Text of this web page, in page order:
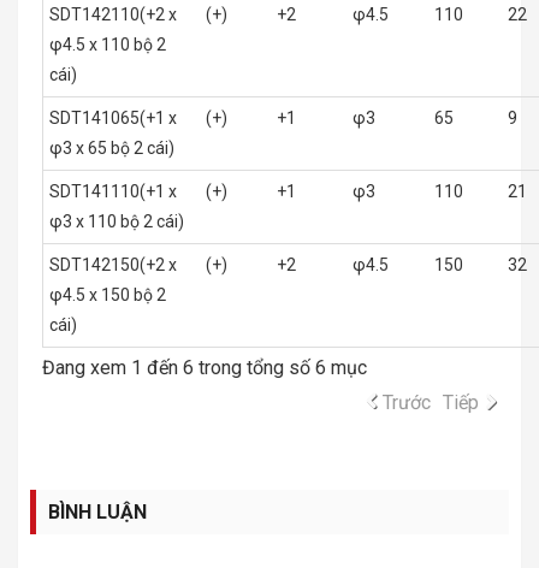
SDT142110(+2 x
φ4.5 x 110 bộ 2
cái)
(+) +2 φ4.5 110 22
SDT141065(+1 x
φ3 x 65 bộ 2 cái)
(+) +1 φ3 65 9
SDT141110(+1 x
φ3 x 110 bộ 2 cái)
(+) +1 φ3 110 21
SDT142150(+2 x
φ4.5 x 150 bộ 2
cái)
(+) +2 φ4.5 150 32
Đang xem 1 đến 6 trong tổng số 6 mục
Trước Tiếp
BÌNH LUẬN